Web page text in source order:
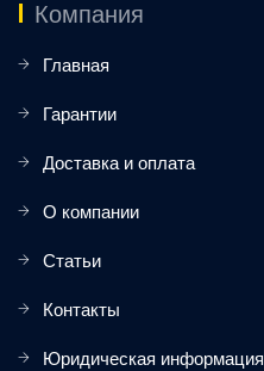
Компания
Главная
Гарантии
Доставка и оплата
О компании
Статьи
Контакты
Юридическая информация